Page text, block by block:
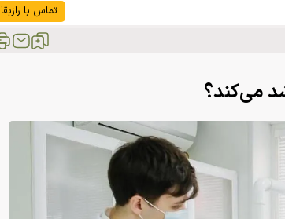
تماس با رازبقا
می‌کند؟
گمشده‌شان در قزاقستان بازگشتند